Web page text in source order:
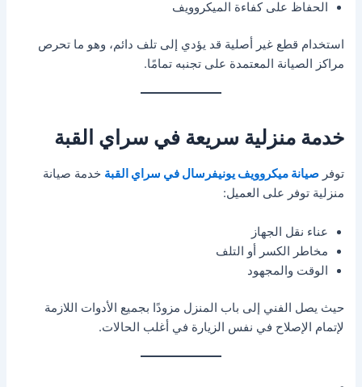
الحفاظ على كفاءة الميكروويف
استخدام قطع غير أصلية قد يؤدي إلى تلف دائم، وهو ما تحرص
مراكز الصيانة المعتمدة على تجنبه تمامًا.
خدمة منزلية سريعة في سراي القبة
توفرصيانة ميكروويف يونيفرسال في سراي القبة خدمة صيانة
منزلية توفر على العميل:
عناء نقل الجهاز
مخاطر الكسر أو التلف
الوقت والمجهود
حيث يصل الفني إلى باب المنزل مزودًا بجميع الأدوات اللازمة
لإتمام الإصلاح في نفس الزيارة في أغلب الحالات.